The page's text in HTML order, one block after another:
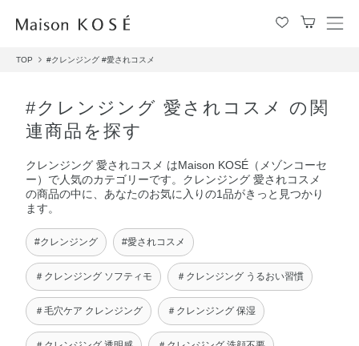
メ
TOP #クレンジング #愛されコスメ
#クレンジング 愛されコスメ の関
連商品を探す
クレンジング 愛されコスメ はMaison KOSÉ（メゾンコーセ
ー）で人気のカテゴリーです。クレンジング 愛されコスメ
の商品の中に、あなたのお気に入りの1品がきっと見つかり
ます。
#クレンジング #愛されコスメ
＃クレンジング ソフティモ ＃クレンジング うるおい習慣
＃毛穴ケア クレンジング ＃クレンジング 保湿